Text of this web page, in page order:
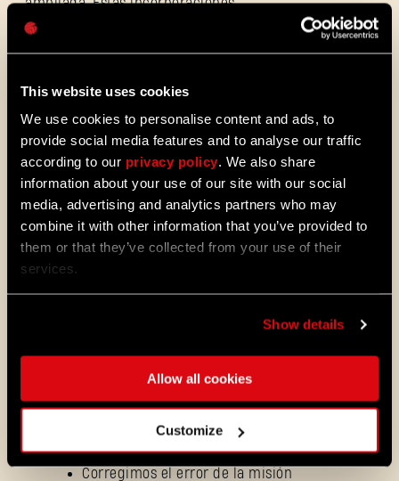
This website uses cookies
We use cookies to personalise content and ads, to
provide social media features and to analyse our traffic
according to our privacy policy. We also share
information about your use of our site with our social
media, advertising and analytics partners who may
combine it with other information that you’ve provided to
them or that they’ve collected from your use of their
services.
Show details
Allow all cookies
Customize
ampliada. Estas incorporaciones
aumentarán la rejugabilidad sin sacrificar
el rasgo desafiante que define la
experiencia de la incursión a la torre.
Actualizaciones de jugabilidad
Además de todas las novedades de la
actualización 1.25 que mencionamos arriba,
incorporamos las siguientes correcciones y
Modo cooperativo
Corregimos el error que impedía
estaba usando.
Corregimos el error que mostraba
Steam al agregarlos como favoritos
en Epic.
Corregimos el error de la misión